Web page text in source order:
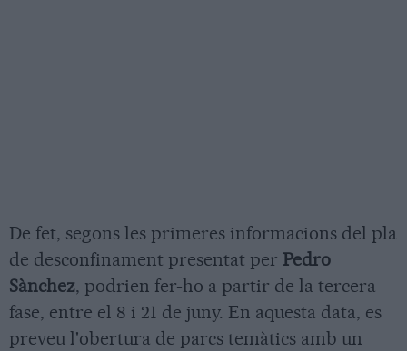
De fet, segons les primeres informacions del pla
de desconfinament presentat per Pedro
Sànchez, podrien fer-ho a partir de la tercera
fase, entre el 8 i 21 de juny. En aquesta data, es
preveu l'obertura de parcs temàtics amb un